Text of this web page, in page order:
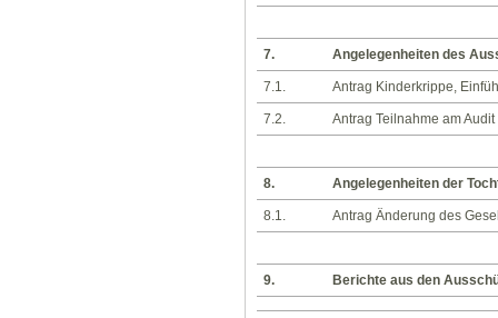
7. Angelegenheiten des
7.1. Antrag Kinderkrippe,
7.2. Antrag Teilnahme am
8. Angelegenheiten der
8.1. Antrag Änderung des
9. Berichte aus den